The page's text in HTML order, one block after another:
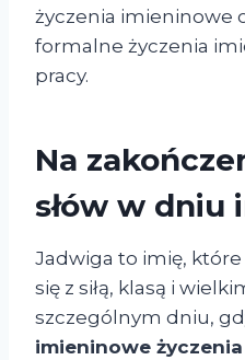
życzenia imieninowe
formalne życzenia
pracy.
Na
słów w dniu
Jadwiga to imię,
się z siłą, klasą i
szczególnym dniu,
imieninowe życzenia